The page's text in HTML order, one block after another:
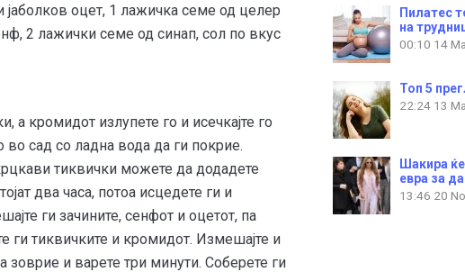
оцет, 1 лажичка семе од целер
2 лажички семе од синап, сол по вкус
а кромидот излупете го и исечкајте го
во сад со ладна вода да ги покрие.
тиквички можете да додадете
два часа, потоа исцедете ги и
ги зачините, сенфот и оцетот, па
ги тиквичките и кромидот. Измешајте и
зоврие и варете три минути. Соберете ги
Пилатес
на
00:10 14
Топ 5
22:24 13
Шакира
евра за
13:46 20